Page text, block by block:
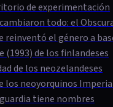
de experimentación
todo: el
reinventó el género a
(1993) de los finlandeses
de los neozelandeses
los neoyorquinos
tiene nombres